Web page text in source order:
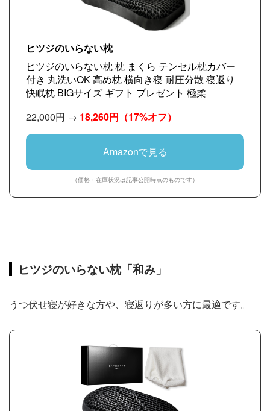
ヒツジのいらない枕
ヒツジのいらない枕 枕 まくら テンセル枕カバー
付き 丸洗いOK 高め枕 横向き寝 耐圧分散 寝返り
快眠枕 BIGサイズ ギフト プレゼント 極柔
22,000円 → 18,260円 （17%オフ）
Amazonで見る
（価格・在庫状況は記事公開時点のものです）
ヒツジのいらない枕「和み」
うつ伏せ寝が好きな方や、寝返りが多い方に最適です。